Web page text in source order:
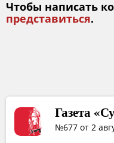
Чтобы написать
представиться.
Газета
№677 от 2